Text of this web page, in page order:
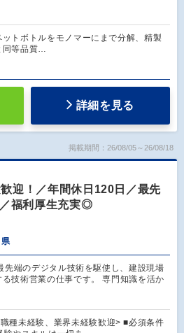
トボトルをモノマーにまで分解、精製
同等品質…
詳細を見る
掲載期間：26/08/05～26/08/18
迎！／年間休日120日／最先
福利厚生充実◎
先端のデジタル技術を駆使し、建設現場
技術営業の仕事です。 専門知識を活か
種未経験、業界未経験歓迎> ■必須条件